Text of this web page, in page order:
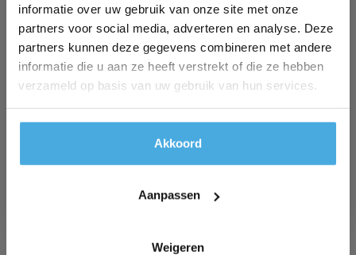
informatie over uw gebruik van onze site met onze
partners voor social media, adverteren en analyse. Deze
partners kunnen deze gegevens combineren met andere
informatie die u aan ze heeft verstrekt of die ze hebben
verzameld op basis van uw gebruik van hun services.
Akkoord
Aanpassen
Weigeren
Foam en stoffering
Woning- en project stoffering